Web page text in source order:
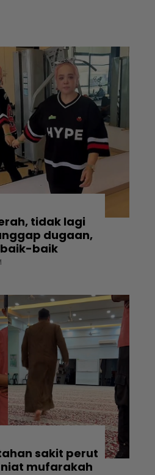
tidak lagi
dugaan,
baik
sakit perut
mufarakah